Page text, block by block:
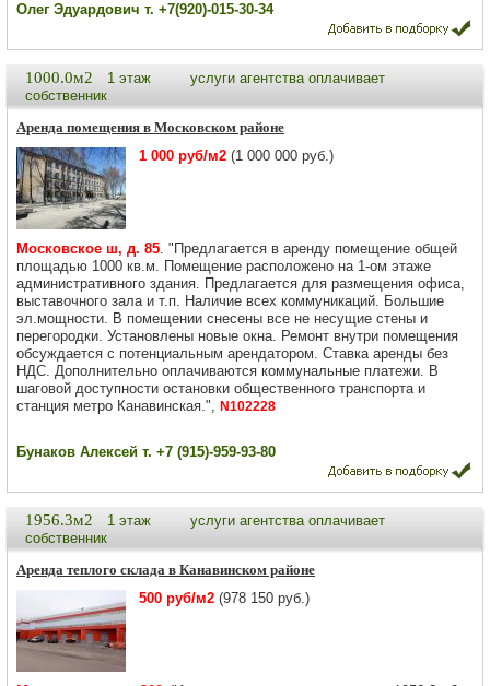
Олег Эдуардович т. +7(920)-015-30-34
1000.0м2 1 этаж
услуги агентства оплачивает
собственник
Аренда помещения в Московском районе
1 000 руб/м2 (1 000 000 руб.)
Московское ш, д. 85. "Предлагается в аренду помещение общей
площадью 1000 кв.м. Помещение расположено на 1-ом этаже
административного здания. Предлагается для размещения офиса,
выставочного зала и т.п. Наличие всех коммуникаций. Большие
эл.мощности. В помещении снесены все не несущие стены и
перегородки. Установлены новые окна. Ремонт внутри помещения
обсуждается с потенциальным арендатором. Ставка аренды без
НДС. Дополнительно оплачиваются коммунальные платежи. В
шаговой доступности остановки общественного транспорта и
станция метро Канавинская.", N102228
Бунаков Алексей т. +7 (915)-959-93-80
1956.3м2 1 этаж
услуги агентства оплачивает
собственник
Аренда теплого склада в Канавинском районе
500 руб/м2 (978 150 руб.)